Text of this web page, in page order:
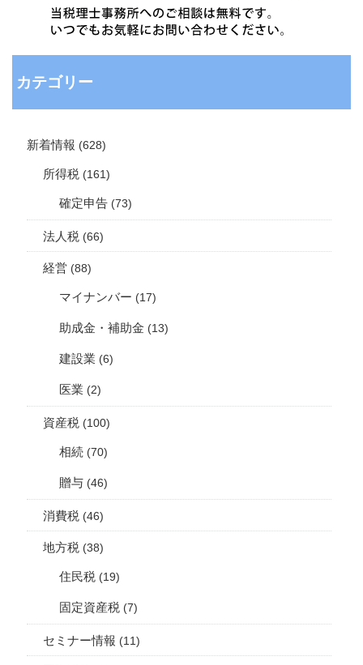
カテゴリー
新着情報 (628)
所得税 (161)
確定申告 (73)
法人税 (66)
経営 (88)
マイナンバー (17)
助成金・補助金 (13)
建設業 (6)
医業 (2)
資産税 (100)
相続 (70)
贈与 (46)
消費税 (46)
地方税 (38)
住民税 (19)
固定資産税 (7)
セミナー情報 (11)